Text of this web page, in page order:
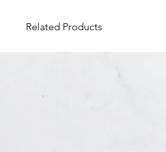
Related Products